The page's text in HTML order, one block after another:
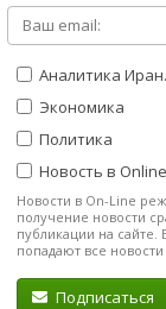
Аналитика
Экономика
Политика
Новость в
Новости в On-Line
получение новости
публикации на сайте.
попадают все
Подписаться